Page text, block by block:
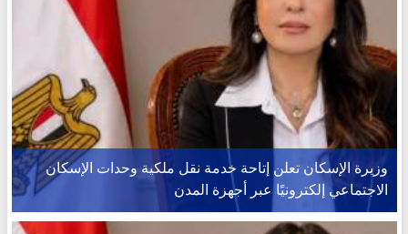
وزيرة الإسكان تعلن إتاحة خدمة نقل ملكية وحدات الإسكان
الاجتماعي إلكترونيًا عبر أجهزة المدن